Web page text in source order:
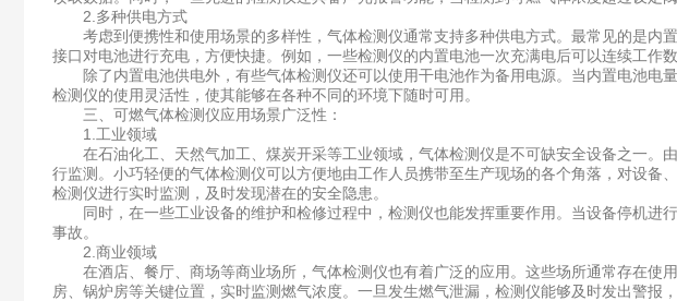
2.多种供电方式
考虑到便携性和使用场景的多样性，气体检测仪通常支持多种供电方式。最常见的是内
接口对电池进行充电，方便快捷。例如，一些检测仪的内置电池一次充满电后可以连续工作
除了内置电池供电外，有些气体检测仪还可以使用干电池作为备用电源。当内置电池电
检测仪的使用灵活性，使其能够在各种不同的环境下随时可用。
三、可燃气体检测仪应用场景广泛性：
1.工业领域
在石油化工、天然气加工、煤炭开采等工业领域，气体检测仪是不可缺安全设备之一。
行监测。小巧轻便的气体检测仪可以方便地由工作人员携带至生产现场的各个角落，对设
检测仪进行实时监测，及时发现潜在的安全隐患。
同时，在一些工业设备的维护和检修过程中，检测仪也能发挥重要作用。当设备停机进
事故。
2.商业领域
在酒店、餐厅、商场等商业场所，气体检测仪也有着广泛的应用。这些场所通常存在使
房、锅炉房等关键位置，实时监测燃气浓度。一旦发生燃气泄漏，检测仪能够及时发出警报